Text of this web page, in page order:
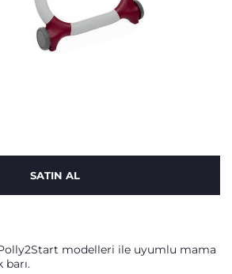
SATIN AL
modelleri ile uyumlu mama
barı.